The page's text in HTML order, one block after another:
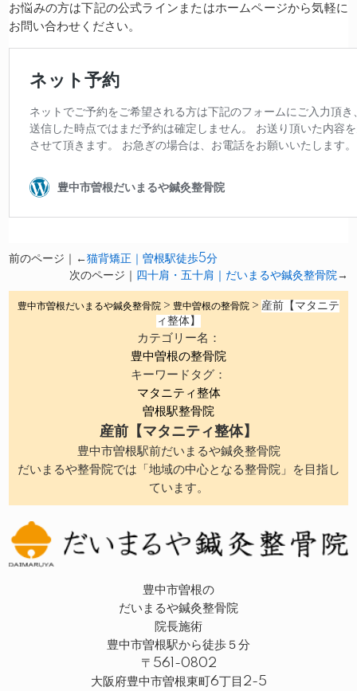
お悩みの方は下記の公式ラインまたはホームページから気軽に
お問い合わせください。
前のページ｜←猫背矯正｜曽根駅徒歩5分
次のページ｜
四十肩・五十肩｜だいまるや鍼灸整骨院→
豊中市曽根だいまるや鍼灸整骨院 > 豊中曽根の整骨院 > 産前【マタニテ
ィ整体】
カテゴリー名：
豊中曽根の整骨院
キーワードタグ：
マタニティ整体
曽根駅整骨院
産前【マタニティ整体】
豊中市曽根駅前だいまるや鍼灸整骨院
だいまるや整骨院では「地域の中心となる整骨院」を目指し
ています。
豊中市曽根の
だいまるや鍼灸整骨院
院長施術
豊中市曽根駅から徒歩５分
〒561-0802
大阪府豊中市曽根東町6丁目2-5